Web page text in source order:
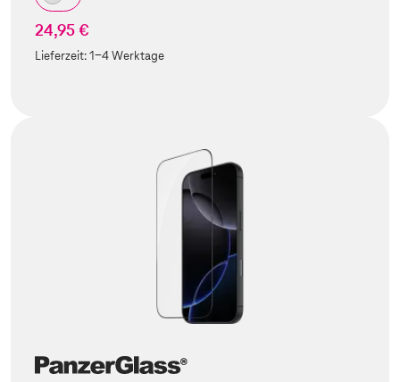
24,95 €
Lieferzeit:1-4 Werktage